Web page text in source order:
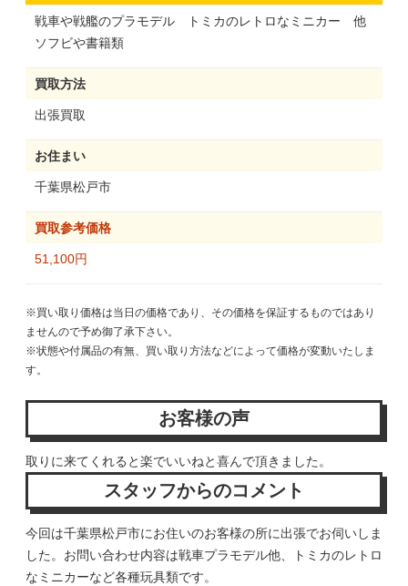
戦車や戦艦のプラモデル トミカのレトロなミニカー 他
ソフビや書籍類
買取方法
出張買取
お住まい
千葉県松戸市
買取参考価格
51,100円
※買い取り価格は当日の価格であり、その価格を保証するものではあり
ませんので予め御了承下さい。
※状態や付属品の有無、買い取り方法などによって価格が変動いたしま
す。
お客様の声
取りに来てくれると楽でいいねと喜んで頂きました。
スタッフからのコメント
今回は千葉県松戸市にお住いのお客様の所に出張でお伺いしま
した。お問い合わせ内容は戦車プラモデル他、トミカのレトロ
なミニカーなど各種玩具類です。